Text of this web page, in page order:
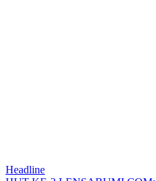
Headline